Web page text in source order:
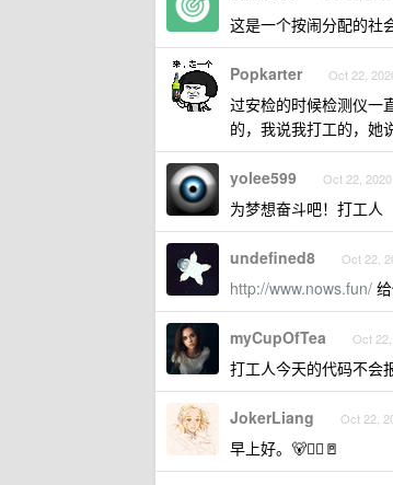
这是一个按闹分配的社
Popkarter Oct 22,
过安检的时候检测仪一
的，我说我打工的，她
yolee599 Oct 22, 2020
为梦想奋斗吧！打工人
undefined8 Oct 22,
http://www.nows.fun/
myCupOfTea Oct
打工人今天的代码不会
JokerLiang Oct 22,
早上好。🐻🧍‍♂️🚪